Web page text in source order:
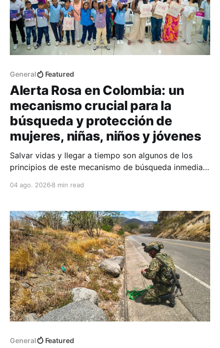
General Featured
Alerta Rosa en Colombia: un
mecanismo crucial para la
búsqueda y protección de
mujeres, niñas, niños y jóvenes
Salvar vidas y llegar a tiempo son algunos de los
principios de este mecanismo de búsqueda inmediata
buscar a niñas, niños, mujeres, adolescentes y
04 ago. 2026 8 min read
General Featured